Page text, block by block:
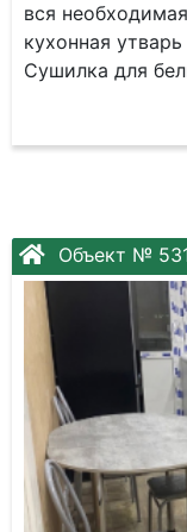
вся
кухонная
Сушилка для
Объект №